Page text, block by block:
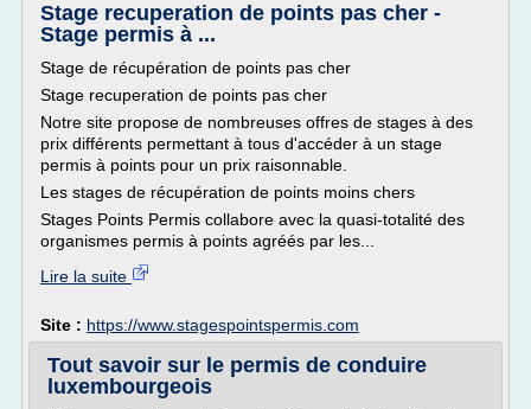
Stage recuperation de points pas cher -
Stage permis à ...
Stage de récupération de points pas cher
Stage recuperation de points pas cher
Notre site propose de nombreuses offres de stages à des
prix différents permettant à tous d'accéder à un stage
permis à points pour un prix raisonnable.
Les stages de récupération de points moins chers
Stages Points Permis collabore avec la quasi-totalité des
organismes permis à points agréés par les...
Lire la suite
Site : https://www.stagespointspermis.com
Tout savoir sur le permis de conduire
luxembourgeois